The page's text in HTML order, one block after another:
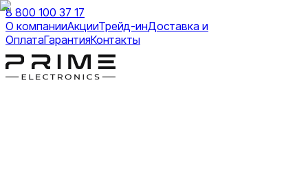
8 800 100 37 17
О компанииАкцииТрейд-инДоставка и
ОплатаГарантияКонтакты